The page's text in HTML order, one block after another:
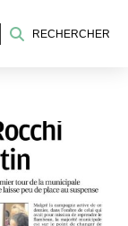
RECHERCHER